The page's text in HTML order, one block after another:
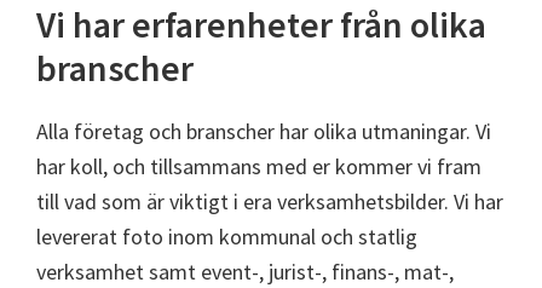
Vi har erfarenheter från olika
branscher
Alla företag och branscher har olika utmaningar. Vi
har koll, och tillsammans med er kommer vi fram
till vad som är viktigt i era verksamhetsbilder. Vi har
levererat foto inom kommunal och statlig
verksamhet samt event-, jurist-, finans-, mat-,